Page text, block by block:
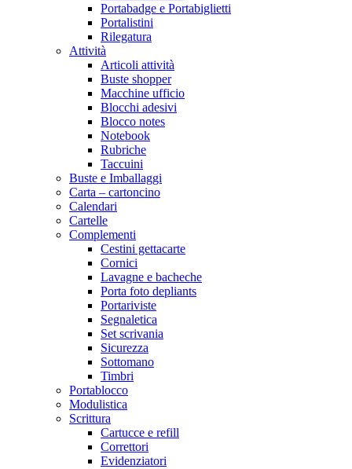
Portabadge e Portabiglietti
Portalistini
Rilegatura
Attività
Articoli attività
Buste shopper
Macchine ufficio
Blocchi adesivi
Blocco notes
Notebook
Rubriche
Taccuini
Buste e Imballaggi
Carta – cartoncino
Calendari
Cartelle
Complementi
Cestini gettacarte
Cornici
Lavagne e bacheche
Porta foto depliants
Portariviste
Segnaletica
Set scrivania
Sicurezza
Sottomano
Timbri
Portablocco
Modulistica
Scrittura
Cartucce e refill
Correttori
Evidenziatori